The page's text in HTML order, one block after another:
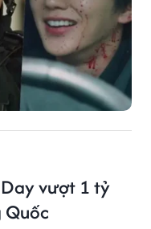
vượt 1 tỷ
Quốc